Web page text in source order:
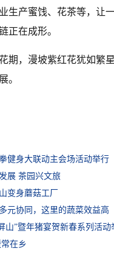
生产蜜饯、花茶等，让
正在成形。
期，漫坡紫红花犹如繁
。
健身大联动主会场活动举行
展 茶园兴文旅
变身蘑菇工厂
元协同，这里的蔬菜效益高
山”暨年猪宴贺新春系列活动
在乡